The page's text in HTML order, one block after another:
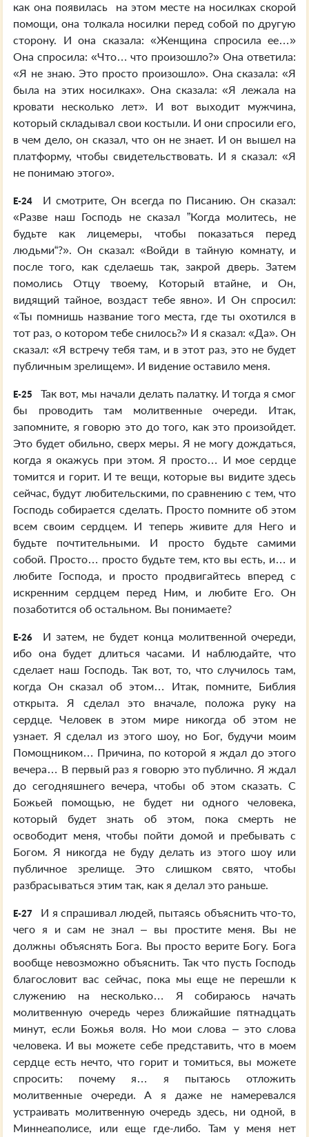
как она появилась на этом месте на носилках скорой
помощи, она толкала носилки перед собой по другую
сторону. И она сказала: «Женщина спросила ее…»
Она спросила: «Что… что произошло?» Она ответила:
«Я не знаю. Это просто произошло». Она сказала: «Я
была на этих носилках». Она сказала: «Я лежала на
кровати несколько лет». И вот выходит мужчина,
который складывал свои костыли. И они спросили его,
в чем дело, он сказал, что он не знает. И он вышел на
платформу, чтобы свидетельствовать. И я сказал: «Я
не понимаю этого».
E-24
И смотрите, Он всегда по Писанию. Он сказал:
«Разве наш Господь не сказал ”Когда молитесь, не
будьте как лицемеры, чтобы показаться перед
людьми“?». Он сказал: «Войди в тайную комнату, и
после того, как сделаешь так, закрой дверь. Затем
помолись Отцу твоему, Который втайне, и Он,
видящий тайное, воздаст тебе явно». И Он спросил:
«Ты помнишь название того места, где ты охотился в
тот раз, о котором тебе снилось?» И я сказал: «Да». Он
сказал: «Я встречу тебя там, и в этот раз, это не будет
публичным зрелищем». И видение оставило меня.
E-25
Так вот, мы начали делать палатку. И тогда я смог
бы проводить там молитвенные очереди. Итак,
запомните, я говорю это до того, как это произойдет.
Это будет обильно, сверх меры. Я не могу дождаться,
когда я окажусь при этом. Я просто… И мое сердце
томится и горит. И те вещи, которые вы видите здесь
сейчас, будут любительскими, по сравнению с тем, что
Господь собирается сделать. Просто помните об этом
всем своим сердцем. И теперь живите для Него и
будьте почтительными. И просто будьте самими
собой. Просто… просто будьте тем, кто вы есть, и… и
любите Господа, и просто продвигайтесь вперед с
искренним сердцем перед Ним, и любите Его. Он
позаботится об остальном. Вы понимаете?
E-26
И затем, не будет конца молитвенной очереди,
ибо она будет длиться часами. И наблюдайте, что
сделает наш Господь. Так вот, то, что случилось там,
когда Он сказал об этом… Итак, помните, Библия
открыта. Я сделал это вначале, положа руку на
сердце. Человек в этом мире никогда об этом не
узнает. Я сделал из этого шоу, но Бог, будучи моим
Помощником… Причина, по которой я ждал до этого
вечера… В первый раз я говорю это публично. Я ждал
до сегодняшнего вечера, чтобы об этом сказать. С
Божьей помощью, не будет ни одного человека,
который будет знать об этом, пока смерть не
освободит меня, чтобы пойти домой и пребывать с
Богом. Я никогда не буду делать из этого шоу или
публичное зрелище. Это слишком свято, чтобы
разбрасываться этим так, как я делал это раньше.
E-27
И я спрашивал людей, пытаясь объяснить что-то,
чего я и сам не знал – вы простите меня. Вы не
должны объяснять Бога. Вы просто верите Богу. Бога
вообще невозможно объяснить. Так что пусть Господь
благословит вас сейчас, пока мы еще не перешли к
служению на несколько… Я собираюсь начать
молитвенную очередь через ближайшие пятнадцать
минут, если Божья воля. Но мои слова – это слова
человека. И вы можете себе представить, что в моем
сердце есть нечто, что горит и томиться, вы можете
спросить: почему я… я пытаюсь отложить
молитвенные очереди. А я даже не намеревался
устраивать молитвенную очередь здесь, ни одной, в
Миннеаполисе, или еще где-либо. Там у меня нет